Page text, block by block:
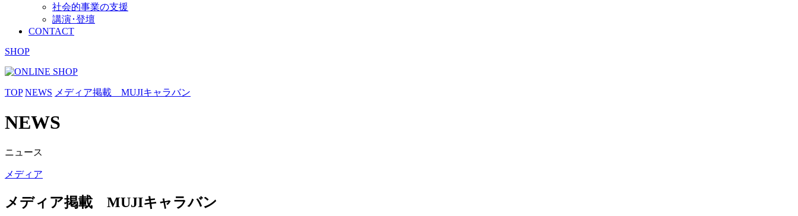
社会的事業の支援
講演･登壇
CONTACT
SHOP
TOP NEWS メディア掲載 MUJIキャラバン
NEWS
ニュース
メディア
メディア掲載 MUJIキャラバン